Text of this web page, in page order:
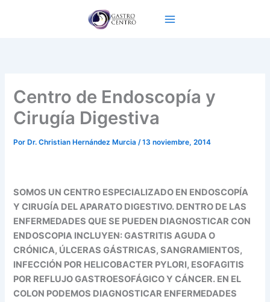
Centro de Endoscopía y
Cirugía Digestiva
Por Dr. Christian Hernández Murcia/13 noviembre, 2014
SOMOS UN CENTRO ESPECIALIZADO EN ENDOSCOPÍA
Y CIRUGÍA DEL APARATO DIGESTIVO. DENTRO DE LAS
ENFERMEDADES QUE SE PUEDEN DIAGNOSTICAR CON
ENDOSCOPIA INCLUYEN: GASTRITIS AGUDA O
CRÓNICA, ÚLCERAS GÁSTRICAS, SANGRAMIENTOS,
INFECCIÓN POR HELICOBACTER PYLORI, ESOFAGITIS
POR REFLUJO GASTROESOFÁGICO Y CÁNCER. EN EL
COLON PODEMOS DIAGNOSTICAR ENFERMEDADES